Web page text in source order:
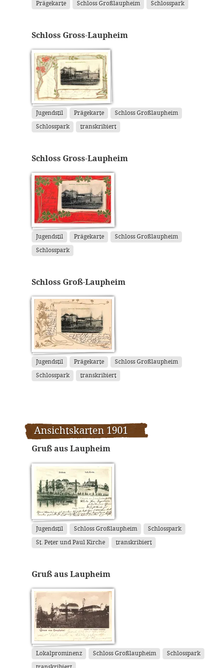
Prägekarte Schloss Großlaupheim Schlosspark
Schloss Gross-Laupheim
Jugendstil Prägekarte Schloss Großlaupheim
Schlosspark transkribiert
Schloss Gross-Laupheim
Jugendstil Prägekarte Schloss Großlaupheim
Schlosspark
Schloss Groß-Laupheim
Jugendstil Prägekarte Schloss Großlaupheim
Schlosspark transkribiert
Ansichtskarten 1901
Gruß aus Laupheim
Jugendstil Schloss Großlaupheim Schlosspark
St. Peter und Paul Kirche transkribiert
Gruß aus Laupheim
Lokalprominenz Schloss Großlaupheim Schlosspark